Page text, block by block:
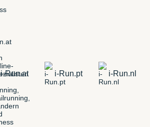
i-Run.at i-Run.pt i-Run.nl